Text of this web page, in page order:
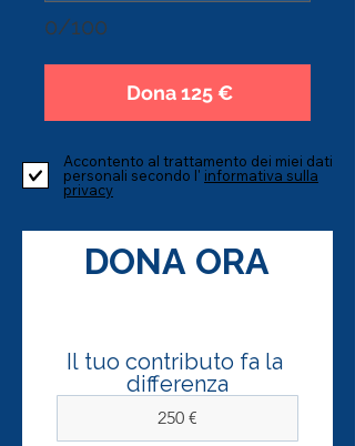
0/100
Dona 125 €
Accontento al trattamento dei miei dati
personali secondo l' informativa sulla
privacy
DONA ORA
Il tuo contributo fa la
differenza
250 €